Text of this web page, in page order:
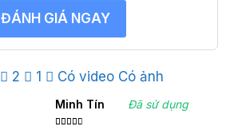
ĐÁNH GIÁ NGAY
2 1 Có video Có ảnh
Minh Tín Đã sử dụng